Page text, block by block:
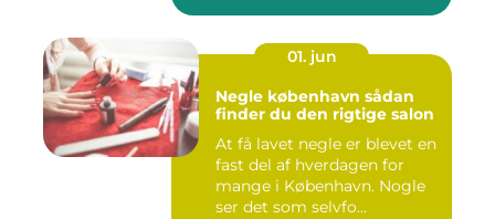
01. jun
Negle københavn sådan
finder du den rigtige salon
At få lavet negle er blevet en
fast del af hverdagen for
mange i København. Nogle
ser det som selvfo...